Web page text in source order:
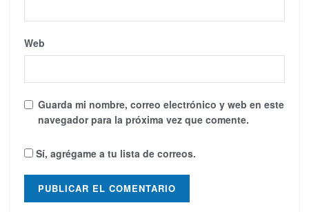
Web
Guarda mi nombre, correo electrónico y web en este
navegador para la próxima vez que comente.
Sí, agrégame a tu lista de correos.